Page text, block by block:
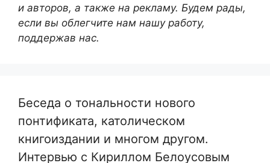
и авторов, а также на рекламу. Будем рады,
если вы облегчите нам нашу работу,
поддержав нас.
Беседа о тональности нового
понтификата, католическом
книгоиздании и многом другом.
Интервью с Кириллом Белоусовым